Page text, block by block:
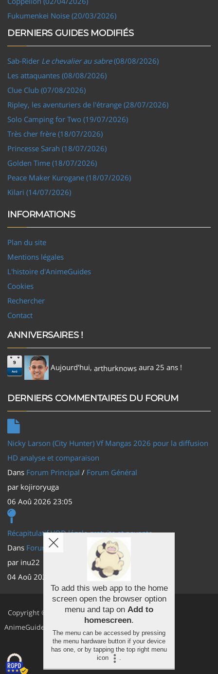
Fukumenkei Noise (20/03/2026)
DERNIERS GUIDES MODIFIÉS
Sab-Rider Le chevalier au sabre(08/08/2026)
Les attaquantes (08/08/2026)
Clue Club (07/08/2026)
Ripley, les aventuriers de l'étrange (28/07/2026)
Solo Camping for Two (19/07/2026)
Très cher frère (18/07/2026)
Princesse Sarah (18/07/2026)
Golden Time (18/07/2026)
Peace Maker Kurogane (18/07/2026)
Kilari (14/07/2026)
INFORMATIONS
Plan du site
Mentions légales
L'histoire d'AnimeGuides
Cookies
Rechercher
Contact
ANNIVERSAIRES !
9
Aoû Aujourd'hui, arthurknows aura 25 ans !
DERNIERS COMMENTAIRES DU FORUM
Nicky Larson (City Hunter) Vf Mangas 2026 pour la diffusion
HD analyse et comparaison
Dans Forum Principal / Forum Général
par kojiroryuga
06 Aoû 2026 23:05
Récapitulatif VOD légale gratuite et payante
Dans Forum Principal
Actus (TV, vidéo, web)
par inu22
04 Aoû 2026 20:30
Copyright ©
AnimeGuides
Facebook
Youtube
Twitter
To add this web app to the home
screen open the browser option
menu and tap on Add to
homescreen.
The menu can be accessed by pressing
the menu hardware button if your device
has one, or by tapping the top right menu
icon
.